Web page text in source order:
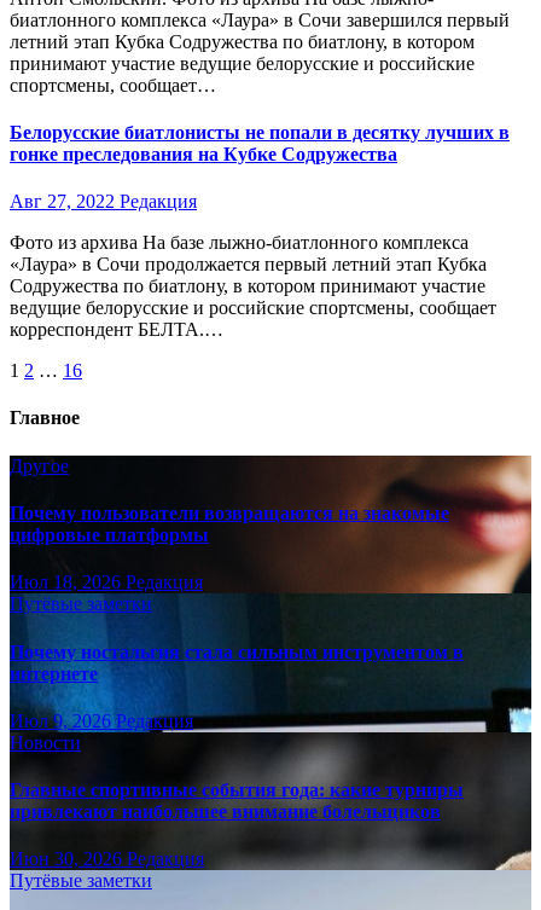
биатлонного комплекса «Лаура» в Сочи завершился первый
летний этап Кубка Содружества по биатлону, в котором
принимают участие ведущие белорусские и российские
спортсмены, сообщает…
Белорусские биатлонисты не попали в десятку лучших в
гонке преследования на Кубке Содружества
Авг 27, 2022 Редакция
Фото из архива На базе лыжно-биатлонного комплекса
«Лаура» в Сочи продолжается первый летний этап Кубка
Содружества по биатлону, в котором принимают участие
ведущие белорусские и российские спортсмены, сообщает
корреспондент БЕЛТА.…
Пагинация
записей
1 2 … 16
Главное
Другое
Почему пользователи возвращаются на знакомые
цифровые платформы
Июл 18, 2026 Редакция
Путёвые заметки
Почему ностальгия стала сильным инструментом в
интернете
Июл 9, 2026 Редакция
Новости
Главные спортивные события года: какие турниры
привлекают наибольшее внимание болельщиков
Июн 30, 2026 Редакция
Путёвые заметки